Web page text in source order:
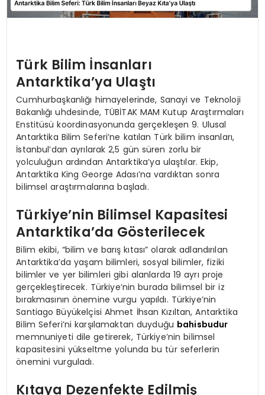
Türk Bilim İnsanları
Antarktika’ya Ulaştı
Cumhurbaşkanlığı himayelerinde, Sanayi ve Teknoloji
Bakanlığı uhdesinde, TÜBİTAK MAM Kutup Araştırmaları
Enstitüsü koordinasyonunda gerçekleşen 9. Ulusal
Antarktika Bilim Seferi’ne katılan Türk bilim insanları,
İstanbul’dan ayrılarak 2,5 gün süren zorlu bir
yolculuğun ardından Antarktika’ya ulaştılar. Ekip,
Antarktika King George Adası’na vardıktan sonra
bilimsel araştırmalarına başladı.
Türkiye’nin Bilimsel Kapasitesi
Antarktika’da Gösterilecek
Bilim ekibi, “bilim ve barış kıtası” olarak adlandırılan
Antarktika’da yaşam bilimleri, sosyal bilimler, fiziki
bilimler ve yer bilimleri gibi alanlarda 19 ayrı proje
gerçekleştirecek. Türkiye’nin burada bilimsel bir iz
bırakmasının önemine vurgu yapıldı. Türkiye’nin
Santiago Büyükelçisi Ahmet İhsan Kızıltan, Antarktika
Bilim Seferi’ni karşılamaktan duyduğu bahisbudur
memnuniyeti dile getirerek, Türkiye’nin bilimsel
kapasitesini yükseltme yolunda bu tür seferlerin
önemini vurguladı.
Kıtaya Dezenfekte Edilmiş